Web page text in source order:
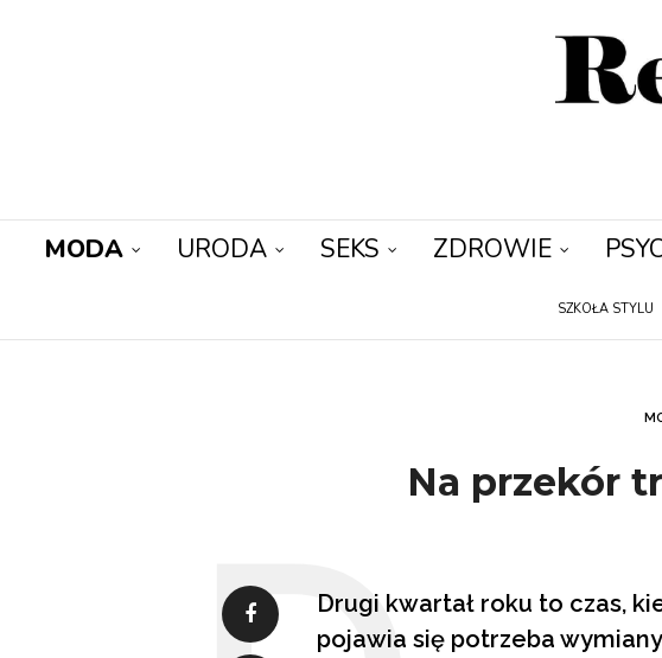
MODA URODA SEKS ZDROWIE
SZKOŁA STYLU
Na przekór
Drugi kwartał roku to czas,
pojawia się potrzeba